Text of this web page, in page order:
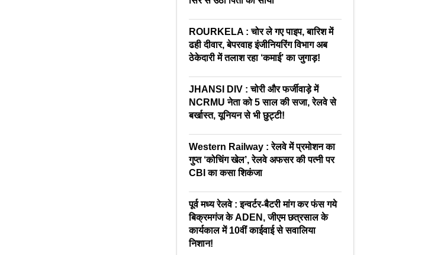
ROURKELA : चोर ले गए पाइप, बारिश में
ढही दीवार, बेपरवाह इंजीनियरिंग विभाग अब
ठेकेदारी में तलाश रहा ‘कमाई’ का जुगाड़!
JHANSI DIV : चोरी और फर्जीवाड़े में
NCRMU नेता को 5 साल की सजा, रेलवे से
बर्खास्त, यूनियन से भी छुट्टी!
Western Railway : रेलवे में प्रमोशन का
गुप्त ‘कोचिंग खेल’, रेलवे अफसर की पत्नी पर
CBI का कसा शिकंजा
पूर्व मध्य रेलवे : इन्वर्टर-बैटरी मांग कर फंस गये
बिक्रमगंज के ADEN, जीएम छत्रसाल के
कार्यकाल में 10वीं काईवाई से सवालिया
निशान!